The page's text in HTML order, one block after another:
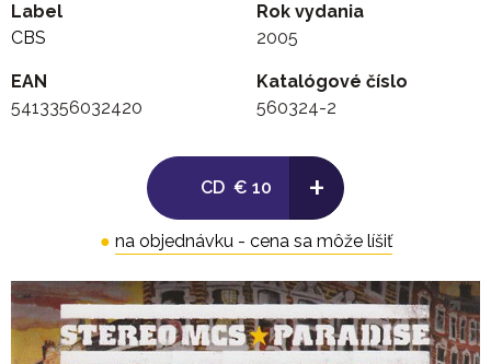
Label
CBS
Rok vydania
2005
EAN
5413356032420
Katalógové číslo
560324-2
CD € 10 +
● na objednávku - cena sa môže líšiť